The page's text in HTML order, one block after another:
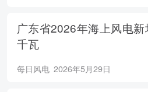
广东省2026年海上风电
千瓦
每日风电 2026年5月29日